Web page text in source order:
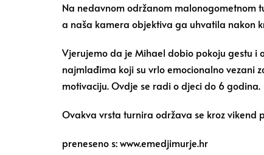
Na nedavnom održanom malonogometnom
a naša kamera objektiva ga uhvatila nakon
Vjerujemo da je Mihael dobio pokoju gestu i
najmlađima koji su vrlo emocionalno vezani
motivaciju. Ovdje se radi o djeci do 6 godina.
Ovakva vrsta turnira održava se kroz vikend
preneseno s: www.emedjimurje.hr